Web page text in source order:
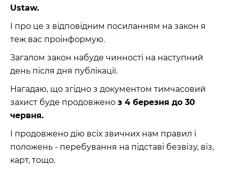
Ustaw.
І про це з відповідним посиланням на закон я
теж вас проінформую.
Загалом закон набуде чинності на наступний
день після дня публікації.
Нагадаю, що згідно з документом тимчасовий
захист буде продовжено з 4 березня до 30
червня.
І продовжено дію всіх звичних нам правил і
положень - перебування на підставі безвізу, віз,
карт, тощо.